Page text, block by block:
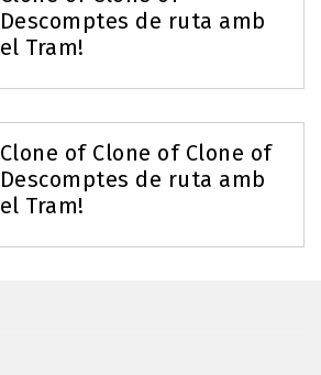
Descomptes de ruta amb
el Tram!
Clone of Clone of Clone of
Descomptes de ruta amb
el Tram!